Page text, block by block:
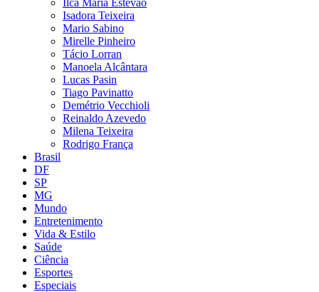
Isadora Teixeira
Mario Sabino
Mirelle Pinheiro
Tácio Lorran
Manoela Alcântara
Lucas Pasin
Tiago Pavinatto
Demétrio Vecchioli
Reinaldo Azevedo
Milena Teixeira
Rodrigo França
Brasil
DF
SP
MG
Mundo
Entretenimento
Vida & Estilo
Saúde
Ciência
Esportes
Especiais